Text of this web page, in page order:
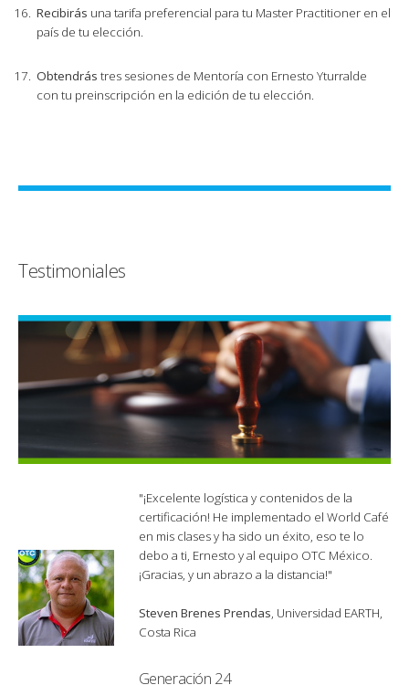
Recibirás una tarifa preferencial para tu Master Practitioner en el
país de tu elección.
Obtendrás tres sesiones de Mentoría con Ernesto Yturralde
con tu preinscripción en la edición de tu elección.
Testimoniales
"¡Excelente logística y contenidos de la
certificación! He implementado el World Café
en mis clases y ha sido un éxito, eso te lo
debo a ti, Ernesto y al equipo OTC México.
¡Gracias, y un abrazo a la distancia!"
Steven Brenes Prendas, Universidad EARTH,
Costa Rica
Generación 24